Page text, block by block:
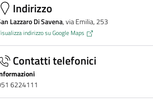
Indirizzo
Lazzaro Di Savena, via Emilia, 253
indirizzo su Google Maps
Contatti telefonici
6224111